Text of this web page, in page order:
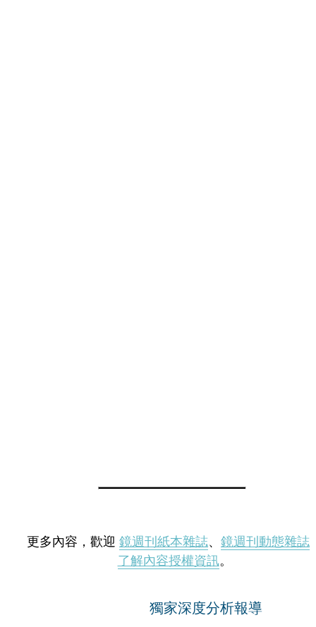
更多內容，歡迎 鏡週刊紙本雜誌、 鏡週刊動態雜誌
了解內容授權資訊。
獨家深度分析報導